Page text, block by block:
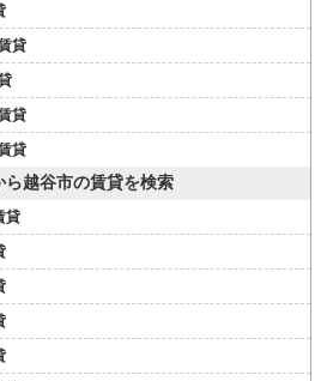
貸
貸
貸
ら越谷市の賃貸を検索
貸